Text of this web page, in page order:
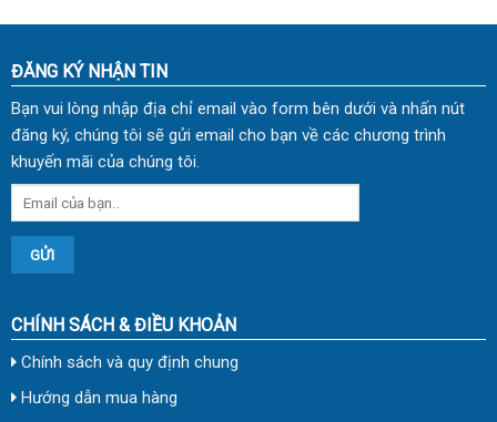
ĐĂNG KÝ NHẬN TIN
Bạn vui lòng nhập địa chỉ email vào form bên dưới và nhấn nút
đăng ký, chúng tôi sẽ gửi email cho bạn về các chương trình
khuyến mãi của chúng tôi.
CHÍNH SÁCH & ĐIỀU KHOẢN
Chính sách và quy định chung
Hướng dẫn mua hàng